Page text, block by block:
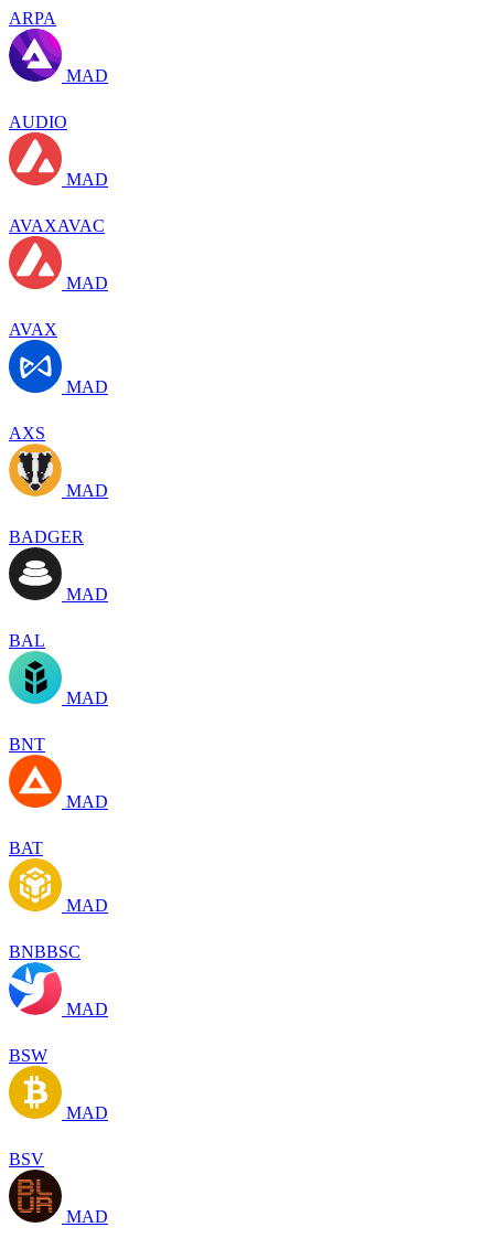
ARPA
MAD
AUDIO
MAD
AVAXAVAC
MAD
AVAX
MAD
AXS
MAD
BADGER
MAD
BAL
MAD
BNT
MAD
BAT
MAD
BNBBSC
MAD
BSW
MAD
BSV
MAD